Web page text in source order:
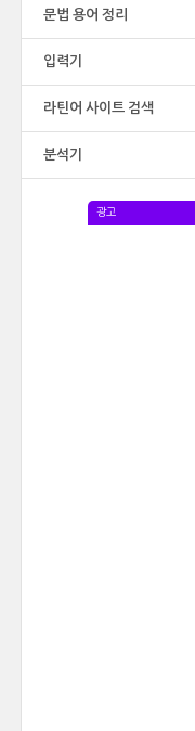
문법 용어 정리
입력기
라틴어 사이트 검색
분석기
광고